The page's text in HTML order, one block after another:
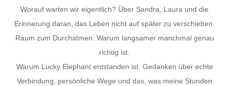
Worauf warten wir eigentlich? Über Sandra, Laura und die
Erinnerung daran, das Leben nicht auf später zu verschieben.
Raum zum Durchatmen: Warum langsamer manchmal genau
richtig ist.
Warum Lucky Elephant entstanden ist. Gedanken über echte
Verbindung, persönliche Wege und das, was meine Stunden